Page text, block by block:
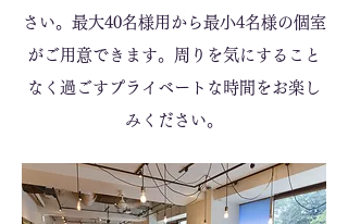
さい。最大40名様用から最小4名様の個室
がご用意できます。周りを気にすること
なく過ごすプライベートな時間をお楽し
みください。